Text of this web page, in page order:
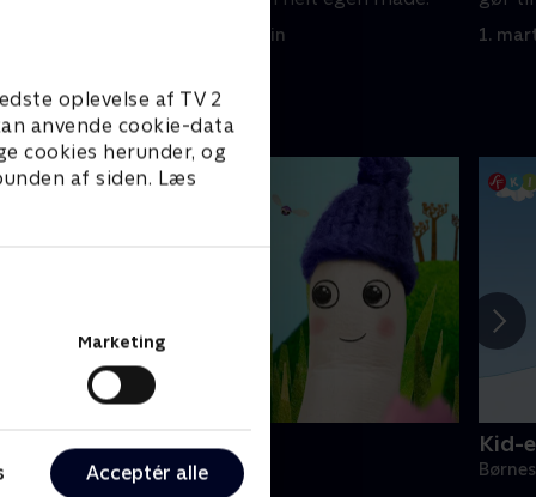
oplevelse af TV 2
anvende cookie-data
cookies herunder, og
af siden. Læs
Marketing
Acceptér alle
1. marts 2025 • 3 min 1.
Lillefinger
• 1 sæsoner
Kid-